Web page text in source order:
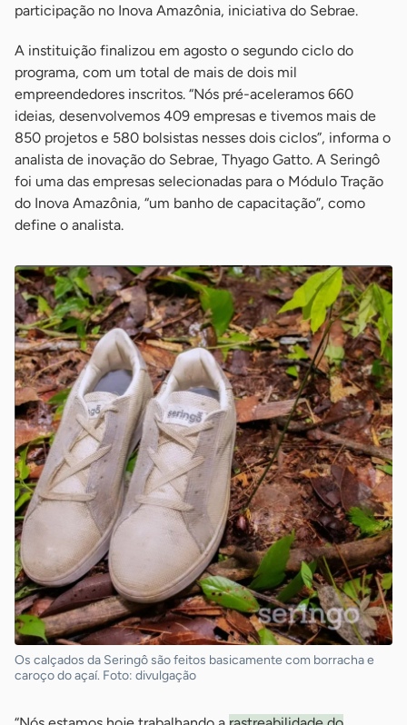
participação no Inova Amazônia, iniciativa do Sebrae.
A instituição finalizou em agosto o segundo ciclo do
programa, com um total de mais de dois mil
empreendedores inscritos. “Nós pré-aceleramos 660
ideias, desenvolvemos 409 empresas e tivemos mais de
850 projetos e 580 bolsistas nesses dois ciclos”, informa o
analista de inovação do Sebrae, Thyago Gatto. A Seringô
foi uma das empresas selecionadas para o Módulo Tração
do Inova Amazônia, “um banho de capacitação”, como
define o analista.
Os calçados da Seringô são feitos basicamente com borracha e
caroço do açaí. Foto: divulgação